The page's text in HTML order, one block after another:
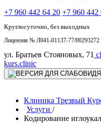
+7 960 442 64 20 +7 960 442
Круглосуточно, без выходных
Лицензия № Л041-01137-77/00293272
ул. Братьев Стояновых, 71
kurs.clinic
Клиника Трезвый
Услуги /
Кодирование